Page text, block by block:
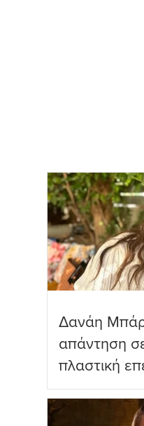
Δανάη
απάντηση
πλαστική
ωραιότερο